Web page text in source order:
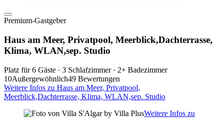
Premium-Gastgeber
Haus am Meer, Privatpool, Meerblick,Dachterrasse,
Klima, WLAN,sep. Studio
Platz für 6 Gäste · 3 Schlafzimmer · 2+ Badezimmer
10Außergewöhnlich49 Bewertungen
Weitere Infos zu Haus am Meer, Privatpool,
Meerblick,Dachterrasse, Klima, WLAN,sep. Studio
Weitere Infos zu